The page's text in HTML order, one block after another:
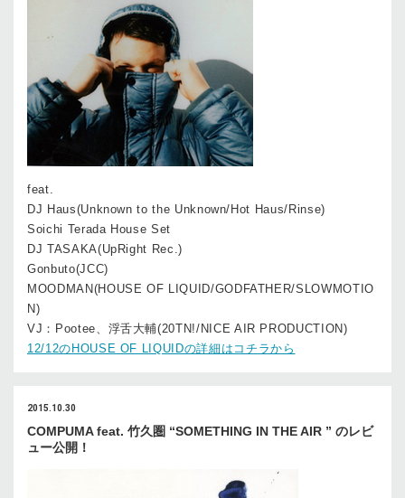
feat.
DJ Haus(Unknown to the Unknown/Hot Haus/Rinse)
Soichi Terada House Set
DJ TASAKA(UpRight Rec.)
Gonbuto(JCC)
MOODMAN(HOUSE OF LIQUID/GODFATHER/SLOWMOTIO
N)
VJ：Pootee、浮舌大輔(20TN!/NICE AIR PRODUCTION)
12/12のHOUSE OF LIQUIDの詳細はコチラから
2015.10.30
COMPUMA feat. 竹久圏 “SOMETHING IN THE AIR ” のレビ
ュー公開！